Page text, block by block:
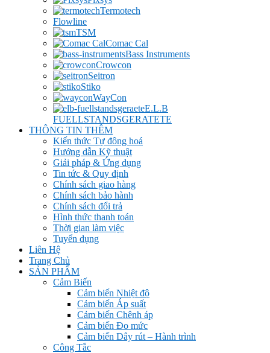
Termotech
Flowline
TSM
Comac Cal
Bass Instruments
Crowcon
Seitron
Stiko
WayCon
E.L.B
FUELLSTANDSGERATETE
THÔNG TIN THÊM
Kiến thức Tự đông hoá
Hướng dẫn Kỹ thuật
Giải pháp & Ứng dụng
Tin tức & Quy định
Chính sách giao hàng
Chính sách bảo hành
Chính sách đổi trả
Hình thức thanh toán
Thời gian làm việc
Tuyển dụng
Liên Hệ
Trang Chủ
SẢN PHẨM
Cảm Biến
Cảm biến Nhiệt độ
Cảm biến Áp suất
Cảm biến Chênh áp
Cảm biến Đo mức
Cảm biến Dây rút – Hành trình
Công Tắc